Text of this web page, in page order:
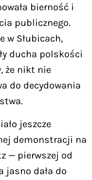
bierność i
publicznego.
w Słubicach,
ducha polskości
że nikt nie
do decydowania
jeszcze
demonstracji na
— pierwszej od
dała do